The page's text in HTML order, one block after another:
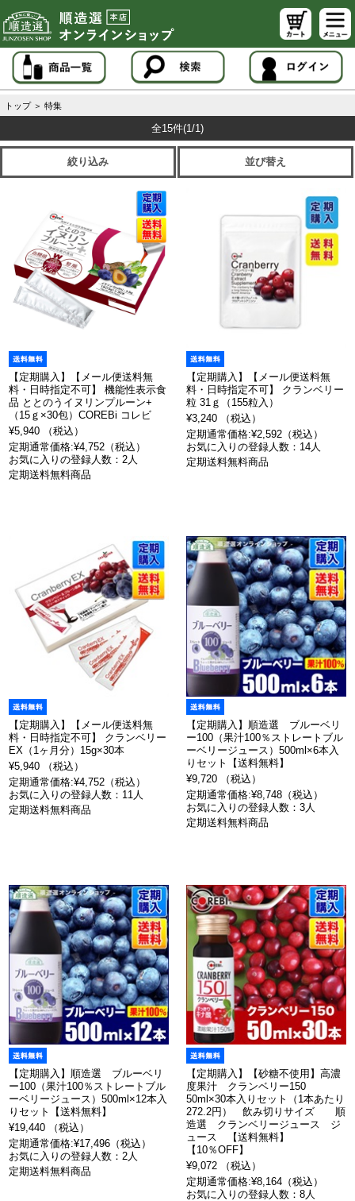
トップ ＞ 特集
全15件(1/1)
絞り込み 並び替え
【定期購入】【メール便送料無
料・日時指定不可】 機能性表示食
品 ととのうイヌリンプルーン+
（15ｇ×30包）COREBi コレビ
¥5,940 （税込）
定期通常価格:¥4,752（税込）
お気に入りの登録人数：2人
定期送料無料商品
【定期購入】【メール便送料無
料・日時指定不可】 クランベリー
粒 31ｇ（155粒入）
¥3,240 （税込）
定期通常価格:¥2,592（税込）
お気に入りの登録人数：14人
定期送料無料商品
【定期購入】【メール便送料無
料・日時指定不可】 クランベリー
EX（1ヶ月分）15g×30本
¥5,940 （税込）
定期通常価格:¥4,752（税込）
お気に入りの登録人数：11人
定期送料無料商品
【定期購入】順造選 ブルーベリ
ー100（果汁100％ストレートブル
ーベリージュース）500ml×6本入
りセット【送料無料】
¥9,720 （税込）
定期通常価格:¥8,748（税込）
お気に入りの登録人数：3人
定期送料無料商品
【定期購入】順造選 ブルーベリ
ー100（果汁100％ストレートブル
ーベリージュース）500ml×12本入
りセット【送料無料】
¥19,440 （税込）
定期通常価格:¥17,496（税込）
お気に入りの登録人数：2人
定期送料無料商品
【定期購入】【砂糖不使用】高濃
度果汁 クランベリー150
50ml×30本入りセット（1本あたり
272.2円） 飲み切りサイズ 順
造選 クランベリージュース ジ
ュース 【送料無料】
【10％OFF】
¥9,072 （税込）
定期通常価格:¥8,164（税込）
お気に入りの登録人数：8人